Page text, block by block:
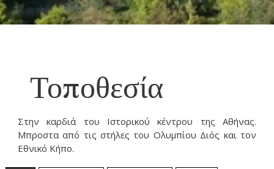
Τοποθεσία
Στην καρδιά του Ιστορικού κέντρου της Αθήνας.
Μπροστα από τις στήλες του Ολυμπίου Διός και τον
Εθνικό Κήπο.